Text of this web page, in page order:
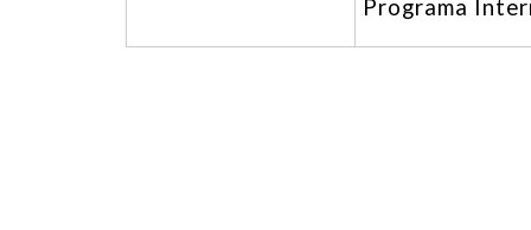
Programa